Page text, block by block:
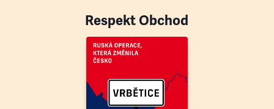
Respekt Obchod